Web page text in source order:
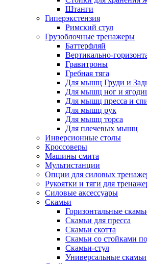
Штанги
Гиперэкстензия
Римский стул
Грузоблочные тренажеры
Баттерфляй
Вертикально-
Гравитроны
Гребная тяга
Для мышц Груди и
Для мышц ног и
Для мышц пресса и
Для мышц рук
Для мышц торса
Для плечевых мышц
Инверсионные столы
Кроссоверы
Машины смита
Мультистанции
Опции для силовых
Рукоятки и тяги для
Силовые аксессуары
Скамьи
Горизонтальные
Скамьи для пресса
Скамьи скотта
Скамьи со стойками
Скамьи-стул
Универсальные скамьи